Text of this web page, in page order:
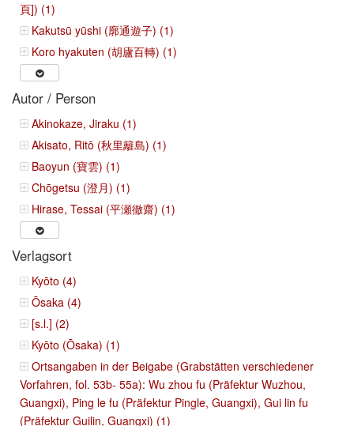
頁]) (1)
Kakutsū yūshi (廓通遊子) (1)
Koro hyakuten (胡廬百轉) (1)
Autor / Person
Akinokaze, Jiraku (1)
Akisato, Ritō (秋里籬島) (1)
Baoyun (寶雲) (1)
Chōgetsu (澄月) (1)
Hirase, Tessai (平瀬徹齋) (1)
Verlagsort
Kyōto (4)
Ōsaka (4)
[s.l.] (2)
Kyōto (Ōsaka) (1)
Ortsangaben in der Beigabe (Grabstätten verschiedener
Vorfahren, fol. 53b- 55a): Wu zhou fu (Präfektur Wuzhou,
Guangxi), Ping le fu (Präfektur Pingle, Guangxi), Gui lin fu
(Präfektur Guilin, Guangxi) (1)